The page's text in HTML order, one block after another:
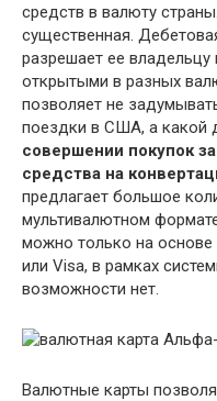
средств в валюту
существенная.
разрешает ее
открытыми в разных
позволяет не
поездки в США, а какой
совершении покупок
средства на
предлагает большое
мультивалютном
можно только на
или Visa, в рамках
возможности нет.
Валютные карты